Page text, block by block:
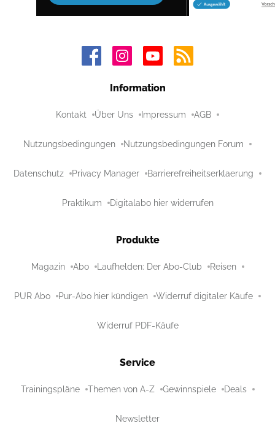
Information
Kontakt Über Uns Impressum AGB
Nutzungsbedingungen Nutzungsbedingungen Forum
Datenschutz Privacy Manager Barrierefreiheitserklaerung
Praktikum Digitalabo hier widerrufen
Produkte
Magazin Abo Laufhelden: Der Abo-Club Reisen
PUR Abo Pur-Abo hier kündigen Widerruf digitaler Käufe
Widerruf PDF-Käufe
Service
Trainingspläne Themen von A-Z Gewinnspiele Deals
Newsletter